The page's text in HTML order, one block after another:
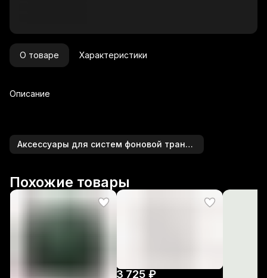
О товаре Характеристики
Описание
Аксессуары для систем фоновой трансляции
Похожие товары
3 725 ₽